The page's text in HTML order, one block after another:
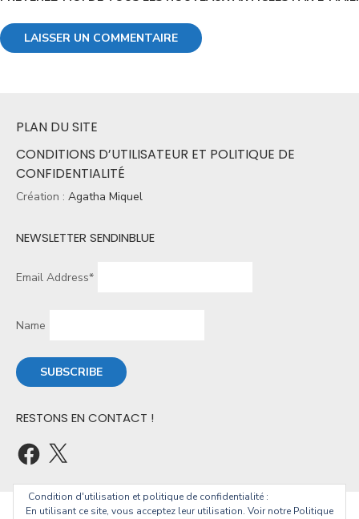
PLAN DU SITE
CONDITIONS D’UTILISATEUR ET POLITIQUE DE
CONFIDENTIALITÉ
Création : Agatha Miquel
NEWSLETTER SENDINBLUE
Email Address*
Name
RESTONS EN CONTACT !
Condition d'utilisation et politique de confidentialité :
En utilisant ce site, vous acceptez leur utilisation. Voir notre Politique